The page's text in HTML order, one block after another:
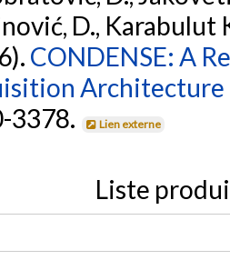
D., Karabulut
CONDENSE: A
Architecture
3378.
Lien externe
Liste